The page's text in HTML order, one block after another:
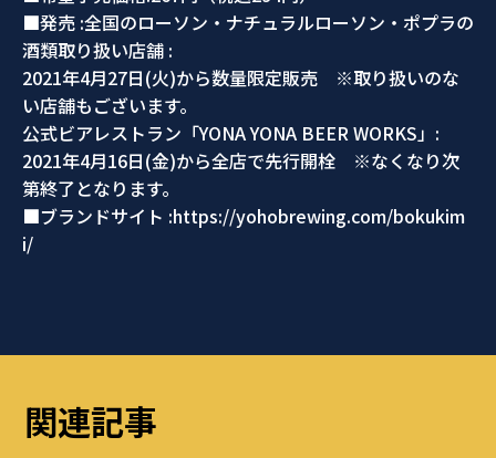
■発売 :全国のローソン・ナチュラルローソン・ポプラの
酒類取り扱い店舗 :
2021年4月27日(火)から数量限定販売 ※取り扱いのな
い店舗もございます。
公式ビアレストラン「YONA YONA BEER WORKS」:
2021年4月16日(金)から全店で先行開栓 ※なくなり次
第終了となります。
■ブランドサイト :https://yohobrewing.com/bokukim
i/
関連記事